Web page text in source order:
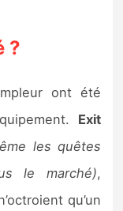
?
ont été
Exit
les quêtes
le marché),
qu’un